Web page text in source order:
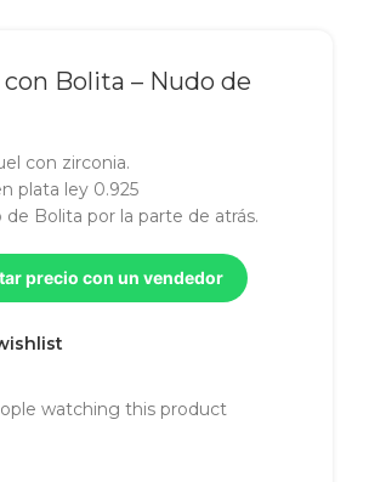
Bolita – Nudo de
con zirconia.
plata ley 0.925
de Bolita por la parte de atrás.
precio con un vendedor
watching this product